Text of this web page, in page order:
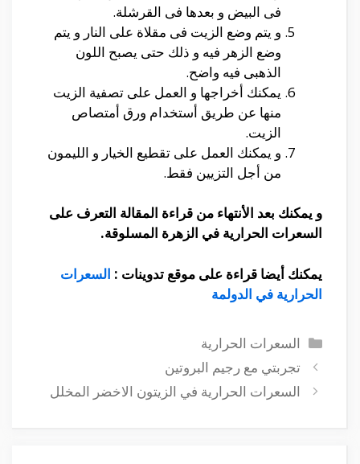
فى البيض و بعدها فى القرشلة.
و يتم وضع الزيت فى مقلاة على النار و يتم
وضع الزهر فيه و ذلك حتى يصبح اللون
الذهبى فيه واضح.
يمكنك أخراجها و العمل على تصفية الزيت
منها عن طريق أستخدام ورق أمتصاص
الزيت.
و يمكنك العمل على تقطيع الخيار و الليمون
من أجل التزيين فقط.
و يمكنك بعد الأنتهاء من قراءة المقالة التعرف على
السعرات الحرارية في الزهرة المسلوقة.
يمكنك أيضا قراءة على موقع تدوينات : السعرات
الحرارية في الدولمة
التصنيفات
السعرات الحرارية
تجربتي مع رجيم البروتين
السعرات الحرارية في الزيتون الاخضر المخلل